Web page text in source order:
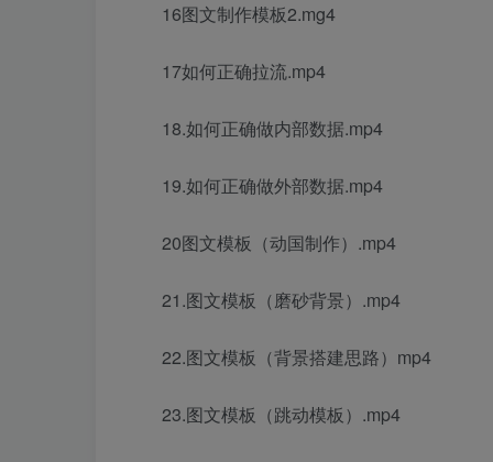
16图文制作模板2.mg4
17如何正确拉流.mp4
18.如何正确做内部数据.mp4
19.如何正确做外部数据.mp4
20图文模板（动国制作）.mp4
21.图文模板（磨砂背景）.mp4
22.图文模板（背景搭建思路）mp4
23.图文模板（跳动模板）.mp4